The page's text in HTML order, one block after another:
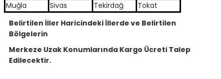
Muğla
Sivas Tekirdağ
Tokat
Belirtilen İller Haricindeki İllerde ve Belirtilen
Bölgelerin
Merkeze Uzak Konumlarında Kargo Ücreti Talep
Edilecektir.